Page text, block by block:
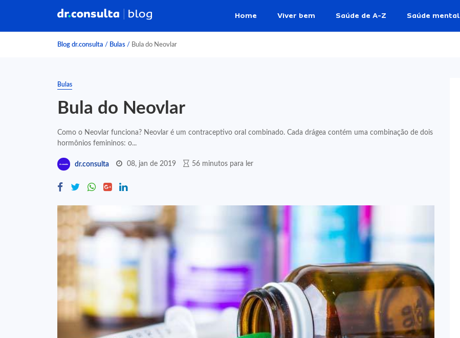
Home Viver bem Saúde de A-Z Saúde mental
Blog dr.consulta / Bulas / Bula do Neovlar
Bulas
Bula do Neovlar
Como o Neovlar funciona? Neovlar é um contraceptivo oral combinado. Cada drágea contém uma combinação de dois
hormônios femininos: o...
dr.consulta 08, jan de 2019 56 minutos para ler